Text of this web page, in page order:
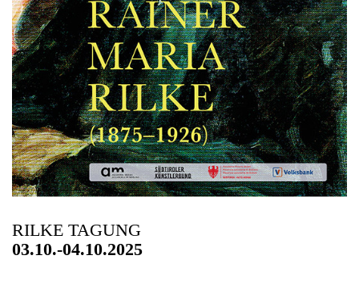
RILKE TAGUNG
03.10.-04.10.2025